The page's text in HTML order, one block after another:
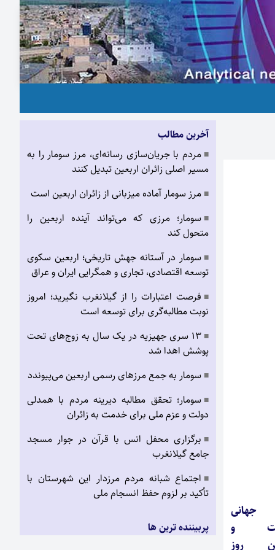
و
روز
آخرین مطالب
■ مردم با جریان‌سازی رسانه‌ای، مرز سومار را به
مسیر اصلی زائران اربعین تبدیل کنند
■ مرز سومار آماده میزبانی از زائران اربعین است
■ سومار؛ مرزی که می‌تواند آینده اربعین را
متحول کند
■ سومار در آستانه جهش تاریخی؛ اربعین سکوی
توسعه اقتصادی، تجاری و همگرایی ایران و عراق
■ فرصت اعتبارات را از گیلانغرب نگیرید؛ امروز
نوبت مطالبه‌گری برای توسعه است
■
۱۳ سری جهیزیه در یک سال به زوج‌های تحت
پوشش اهدا شد
■ سومار به جمع مرزهای رسمی اربعین می‌پیوندد
■ سومار؛ تحقق مطالبه دیرینه مردم با همدلی
دولت و عزم ملی برای خدمت به زائران
■ برگزاری محفل انس با قرآن در جوار مسجد
جامع گیلانغرب
■ اجتماع شبانه مردم مرزدار این شهرستان با
تأکید بر لزوم حفظ انسجام ملی
پربیننده ترین ها